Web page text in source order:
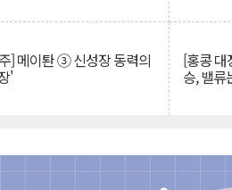
] 메이퇀 ③ 신성장 동력의
'
[홍콩
승, 밸류